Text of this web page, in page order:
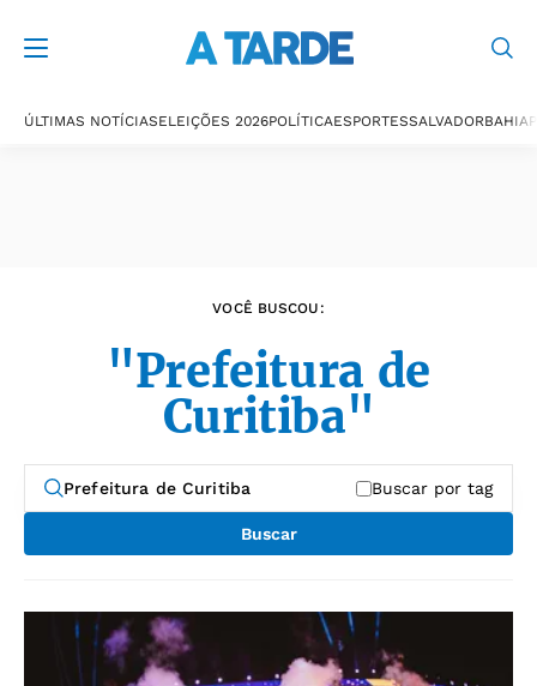
ÚLTIMAS NOTÍCIASELEIÇÕES 2026POLÍTICAESPORTESSALVADORBAHIA
VOCÊ BUSCOU:
"Prefeitura de
Curitiba"
Buscar por tag
Buscar